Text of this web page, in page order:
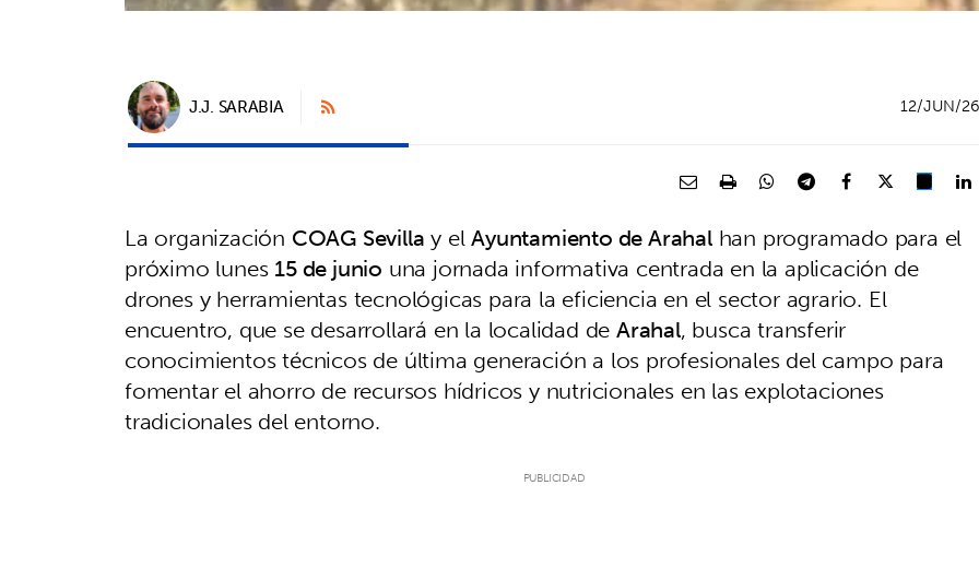
J.J. SARABIA 12/JUN/26
La organización COAG Sevillay elAyuntamiento de Arahalhan programado para el
próximo lunes15 de junio una jornada informativa centrada en la aplicación de
drones y herramientas tecnológicas para la eficiencia en el sector agrario. El
encuentro, que se desarrollará en la localidad deArahal, busca transferir
conocimientos técnicos de última generación a los profesionales del campo para
fomentar el ahorro de recursos hídricos y nutricionales en las explotaciones
tradicionales del entorno.